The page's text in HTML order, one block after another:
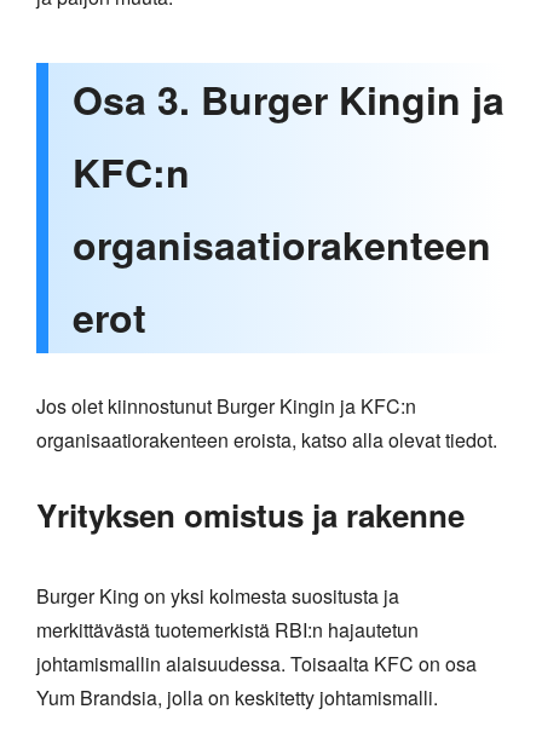
Osa 3. Burger Kingin ja
KFC:n
organisaatiorakenteen
erot
Jos olet kiinnostunut Burger Kingin ja KFC:n
organisaatiorakenteen eroista, katso alla olevat tiedot.
Yrityksen omistus ja rakenne
Burger King on yksi kolmesta suositusta ja
merkittävästä tuotemerkistä RBI:n hajautetun
johtamismallin alaisuudessa. Toisaalta KFC on osa
Yum Brandsia, jolla on keskitetty johtamismalli.